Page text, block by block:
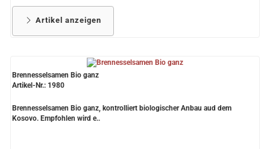
Artikel anzeigen
Brennesselsamen Bio ganz
Artikel-Nr.: 1980
Brennesselsamen Bio ganz, kontrolliert biologischer Anbau aud dem
Kosovo. Empfohlen wird e..